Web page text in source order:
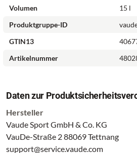
mit Reißverschluss, hinteres
bequemer, weich gepolsterter
gepolstert, längenverstellbar,
Hüftgurt, Blinklichthalter
komfortable
Keyholder und Stifthalter im
Volumen
15 l
Produktgruppe-ID
GTIN13
Artikelnummer
Daten zur
Hersteller
Vaude Sport GmbH & Co. KG
VauDe-Straße 2 88069 Tettnang
support@service.vaude.com